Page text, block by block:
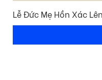
Lễ Đức Mẹ Hồn Xác